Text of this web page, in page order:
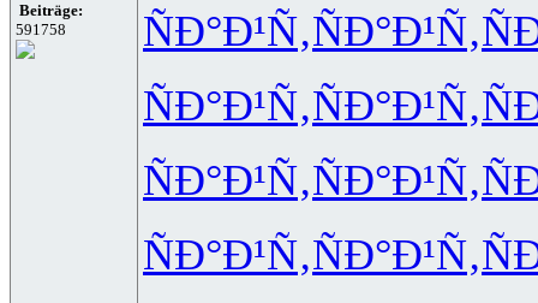
Beiträge:
591758
ÑÐ°Ð¹Ñ‚ÑÐ°Ð¹Ñ‚
ÑÐ°Ð¹Ñ‚ÑÐ°Ð¹Ñ‚
ÑÐ°Ð¹Ñ‚ÑÐ°Ð¹Ñ‚
ÑÐ°Ð¹Ñ‚ÑÐ°Ð¹Ñ‚